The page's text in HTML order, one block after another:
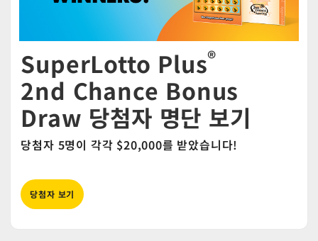
SuperLotto Plus®
2nd Chance Bonus
Draw 당첨자 명단 보기
당첨자 5명이 각각 $20,000를 받았습니다!
당첨자 보기